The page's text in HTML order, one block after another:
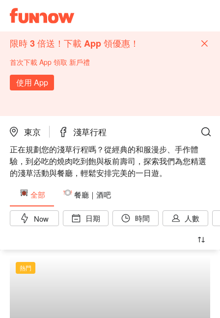
限時 3 倍送！下載 App 領優惠！
首次下載 App 領取 新戶禮
使用 App
東京 淺草行程
正在規劃您的淺草行程嗎？從經典的和服漫步、手作體
驗，到必吃的燒肉吃到飽與板前壽司，探索我們為您精選
的淺草活動與餐廳，輕鬆安排完美的一日遊。
全部 餐廳｜酒吧
Now 日期 時間 人數
熱門